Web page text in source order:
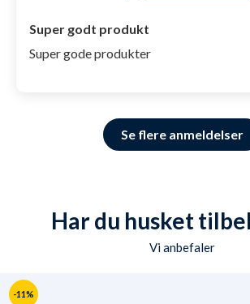
Super godt produkt
Super gode produkter
Se flere anmeldelser
Har du husket
Vi anbefaler
-11%